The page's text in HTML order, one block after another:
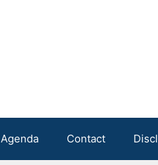
Agenda Contact